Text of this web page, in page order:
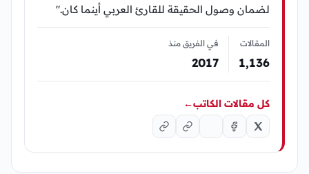
لضمان وصول الحقيقة للقارئ العربي أينما كان."
المقالات
1٬136
في الفريق منذ
2017
كل مقالات الكاتب←